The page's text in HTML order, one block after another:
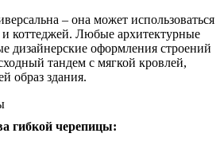
– она может использоваться
коттеджей. Любые архитектурные
дизайнерские оформления строений
тандем с мягкой кровлей,
образ здания.
гибкой черепицы: